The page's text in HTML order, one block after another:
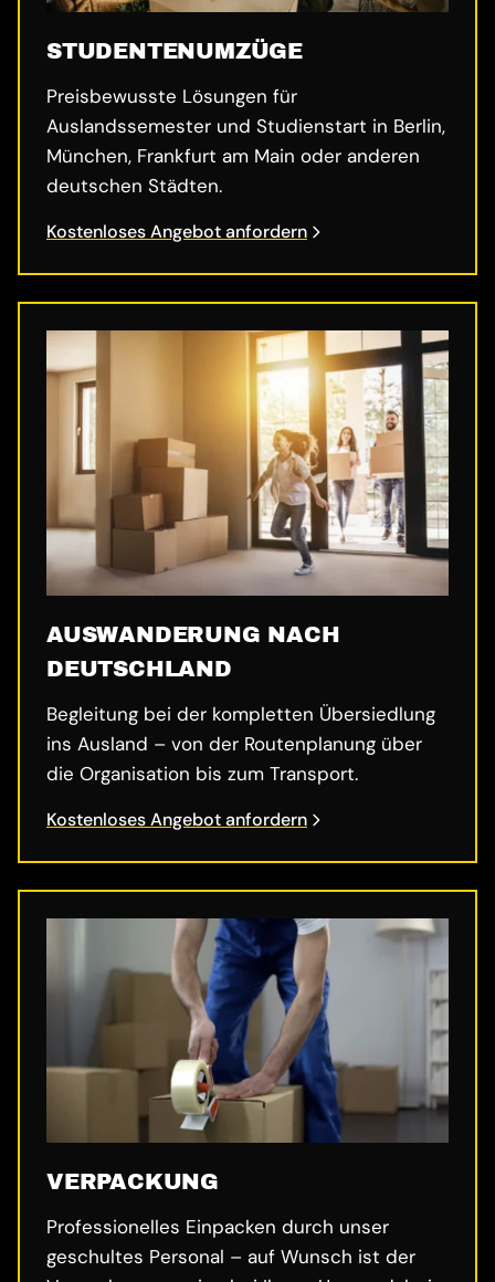
STUDENTENUMZÜGE
Preisbewusste Lösungen für
Auslandssemester und Studienstart in Berlin,
München, Frankfurt am Main oder anderen
deutschen Städten.
Kostenloses Angebot anfordern
AUSWANDERUNG NACH
DEUTSCHLAND
Begleitung bei der kompletten Übersiedlung
ins Ausland – von der Routenplanung über
die Organisation bis zum Transport.
Kostenloses Angebot anfordern
VERPACKUNG
Professionelles Einpacken durch unser
geschultes Personal – auf Wunsch ist der